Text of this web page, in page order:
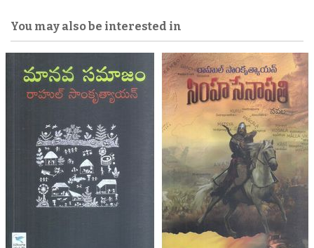
You may also be interested in